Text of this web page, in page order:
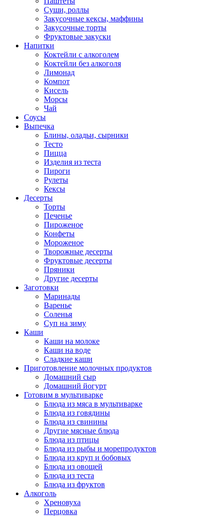
Суши, роллы
Закусочные кексы, маффины
Закусочные торты
Фруктовые закуски
Напитки
Коктейли с алкоголем
Коктейли без алкоголя
Лимонад
Компот
Кисель
Морсы
Чай
Соусы
Выпечка
Блины, оладьи, сырники
Тесто
Пицца
Изделия из теста
Пироги
Рулеты
Кексы
Десерты
Торты
Печенье
Пироженое
Конфеты
Мороженое
Творожные десерты
Фруктовые десерты
Пряники
Другие десерты
Заготовки
Маринады
Варенье
Соленья
Суп на зиму
Каши
Каши на молоке
Каши на воде
Сладкие каши
Приготовление молочных продуктов
Домашний сыр
Домашний йогурт
Готовим в мультиварке
Блюда из мяса в мультиварке
Блюда из говядины
Блюда из свинины
Другие мясные блюда
Блюда из птицы
Блюда из рыбы и морепродуктов
Блюда из круп и бобовых
Блюда из овощей
Блюда из теста
Блюда из фруктов
Алкоголь
Хреновуха
Перцовка